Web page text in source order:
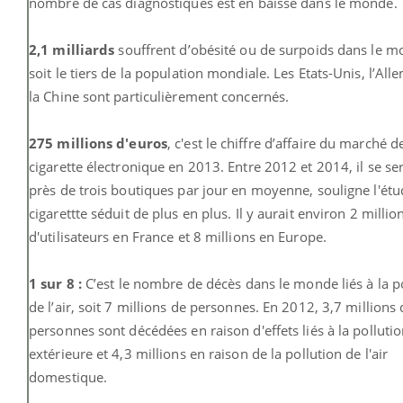
2,1 milliards souffrent d’obésité ou de surpoids dans le
soit le tiers de la population mondiale. Les Etats-Unis,
la Chine sont particulièrement concernés.
275 millions d'euros, c'est le chiffre d’affaire du marché
cigarette électronique en 2013. Entre 2012 et 2014, il se
près de trois boutiques par jour en moyenne, souligne
cigarettte séduit de plus en plus. Il y aurait environ 2
d'utilisateurs en France et 8 millions en Europe.
1 sur 8 :C’est le nombre de décès dans le monde liés à la
de l’air, soit 7 millions de personnes. En 2012, 3,7 millions
personnes sont décédées en raison d'effets liés à la
extérieure et 4,3 millions en raison de la pollution de l'air
domestique.